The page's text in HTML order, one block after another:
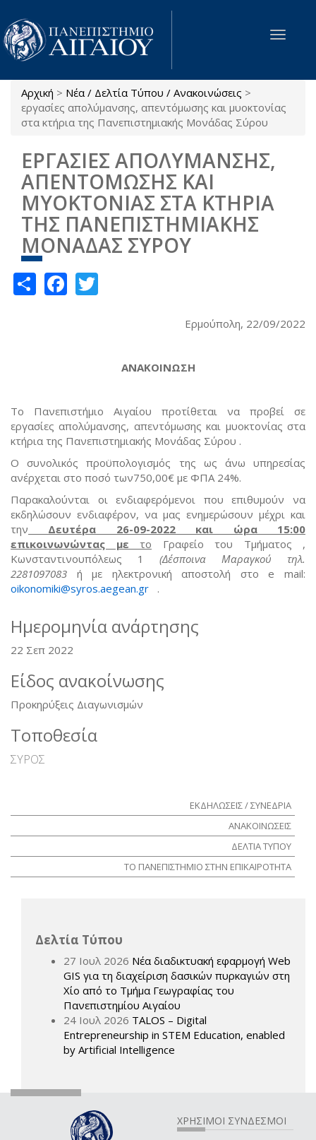
Παράκαμψη προς το κυρίως περιεχόμενο
Toggle
Είστε εδώ
Αρχική > Νέα / Δελτία Τύπου / Ανακοινώσεις >
εργασίες απολύμανσης, απεντόμωσης και μυοκτονίας
στα κτήρια της Πανεπιστημιακής Μονάδας Σύρου
ΕΡΓΑΣΙΕΣ ΑΠΟΛΥΜΑΝΣΗΣ,
ΑΠΕΝΤΟΜΩΣΗΣ ΚΑΙ
ΜΥΟΚΤΟΝΙΑΣ ΣΤΑ ΚΤΗΡΙΑ
ΤΗΣ ΠΑΝΕΠΙΣΤΗΜΙΑΚΗΣ
ΜΟΝΑΔΑΣ ΣΥΡΟΥ
ShareFacebook
Ερμούπολη, 22/09/2022
ΑΝΑΚΟΙΝΩΣΗ
Το Πανεπιστήμιο Αιγαίου προτίθεται να προβεί σε
εργασίες απολύμανσης, απεντόμωσης και μυοκτονίας στα
κτήρια της Πανεπιστημιακής Μονάδας Σύρου .
Ο συνολικός προϋπολογισμός της ως άνω υπηρεσίας
ανέρχεται στο ποσό των750,00€ με ΦΠΑ 24%.
Παρακαλούνται οι ενδιαφερόμενοι που επιθυμούν να
εκδηλώσουν ενδιαφέρον, να μας ενημερώσουν μέχρι και
την Δευτέρα 26-09-2022 και ώρα 15:00
επικοινωνώντας με το Γραφείο του Τμήματος ,
Κωνσταντινουπόλεως 1 (Δέσποινα Μαραγκού τηλ.
2281097083 ή με ηλεκτρονική αποστολή στο e mail:
oikonomiki@syros.aegean.gr (link sends e-mail)
.
Ημερομηνία ανάρτησης
22 Σεπ 2022
Είδος ανακοίνωσης
Προκηρύξεις Διαγωνισμών
Τοποθεσία
ΣΥΡΟΣ
ΕΚΔΗΛΩΣΕΙΣ / ΣΥΝΕΔΡΙΑ
ΑΝΑΚΟΙΝΩΣΕΙΣ
ΔΕΛΤΙΑ ΤΥΠΟΥ
ΤΟ ΠΑΝΕΠΙΣΤΗΜΙΟ ΣΤΗΝ ΕΠΙΚΑΙΡΟΤΗΤΑ
Δελτία Τύπου
27 Ιουλ 2026 Νέα διαδικτυακή εφαρμογή Web
GIS για τη διαχείριση δασικών πυρκαγιών στη
Χίο από το Τμήμα Γεωγραφίας του
Πανεπιστημίου Αιγαίου
24 Ιουλ 2026 TALOS – Digital
Entrepreneurship in STEM Education, enabled
by Artificial Intelligence
ΧΡΗΣΙΜΟΙ ΣΥΝΔΕΣΜΟΙ